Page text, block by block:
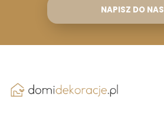
NAPISZ DO NAS